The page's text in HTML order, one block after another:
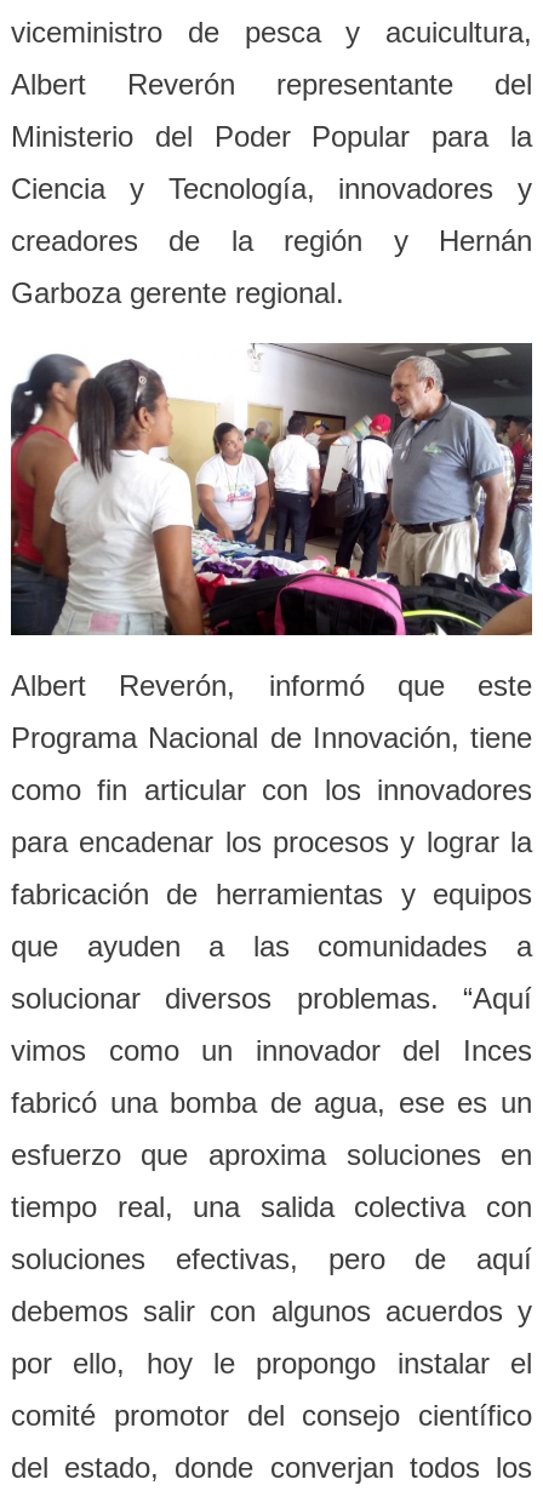
viceministro de pesca y acuicultura,
Albert Reverón representante del
Ministerio del Poder Popular para la
Ciencia y Tecnología, innovadores y
creadores de la región y Hernán
Garboza gerente regional.
Albert Reverón, informó que este
Programa Nacional de Innovación, tiene
como fin articular con los innovadores
para encadenar los procesos y lograr la
fabricación de herramientas y equipos
que ayuden a las comunidades a
solucionar diversos problemas. “Aquí
vimos como un innovador del Inces
fabricó una bomba de agua, ese es un
esfuerzo que aproxima soluciones en
tiempo real, una salida colectiva con
soluciones efectivas, pero de aquí
debemos salir con algunos acuerdos y
por ello, hoy le propongo instalar el
comité promotor del consejo científico
del estado, donde converjan todos los